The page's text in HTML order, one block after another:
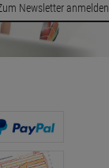
Newsletter anmelden